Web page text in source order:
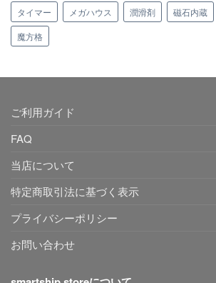
タイマー
メガハウス 潤滑剤 磁石内蔵
魔方格
ご利用ガイド
FAQ
当店について
特定商取引法に基づく表示
プライバシーポリシー
お問い合わせ